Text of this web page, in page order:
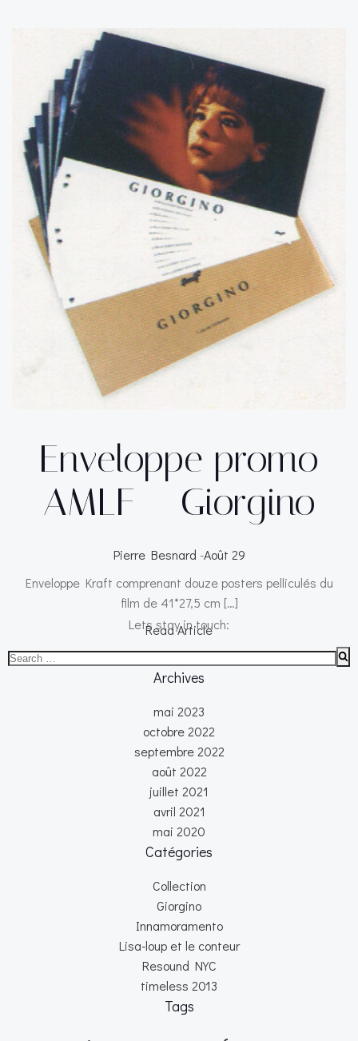
Enveloppe promo
AMLF – Giorgino
Pierre Besnard -Août 29
Enveloppe Kraft comprenant douze posters pelliculés du
film de 41*27,5 cm […]
Read Article
Lets stay in touch:
Search
Archives
mai 2023
octobre 2022
septembre 2022
août 2022
juillet 2021
avril 2021
mai 2020
Catégories
Collection
Giorgino
Innamoramento
Lisa-loup et le conteur
Resound NYC
timeless 2013
Tags